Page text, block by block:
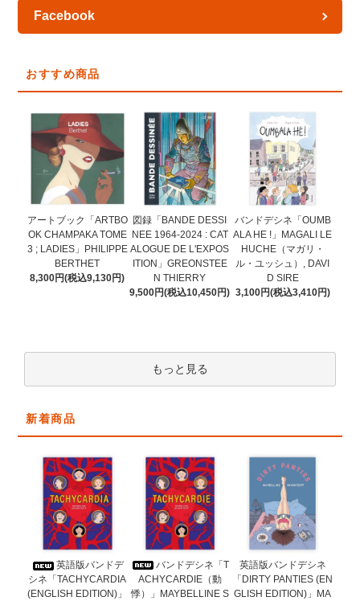
Facebook
おすすめ商品
アートブック「ARTBO
OK CHAMPAKA TOME
3 ; LADIES」PHILIPPE
BERTHET
8,300円(税込9,130円)
図録「BANDE DESSI
NEE 1964-2024 : CAT
ALOGUE DE L'EXPOS
ITION」GREONSTEE
N THIERRY
9,500円(税込10,450円)
バンドデシネ「OUMB
ALA HE !」MAGALI LE
HUCHE（マガリ・
ル・ユッシュ）, DAVI
D SIRE
3,100円(税込3,410円)
もっと見る
新着商品
英語版バンドデ
シネ「TACHYCARDIA
(ENGLISH EDITION)」
バンドデシネ「T
ACHYCARDIE（動
悸）」MAYBELLINE S
英語版バンドデシネ
「DIRTY PANTIES (EN
GLISH EDITION)」MA